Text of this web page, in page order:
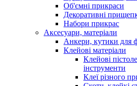
Об'ємні прикраси
Декоративні
Набори прикрас
Аксесуари, матеріали
Анкери, кутики для
Клейові матеріали
Клейові
інструменти
Клеї різного